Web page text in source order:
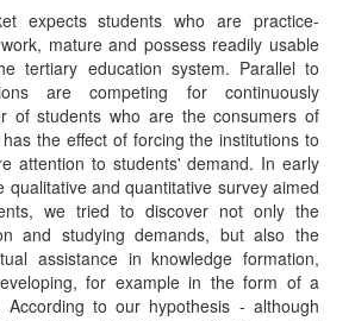
expects students who are practice-
mature and possess readily usable
tertiary education system. Parallel to
are competing for continuously
of students who are the consumers of
the effect of forcing the institutions to
attention to students' demand. In early
qualitative and quantitative survey aimed
we tried to discover not only the
and studying demands, but also the
assistance in knowledge formation,
for example in the form of a
According to our hypothesis - although